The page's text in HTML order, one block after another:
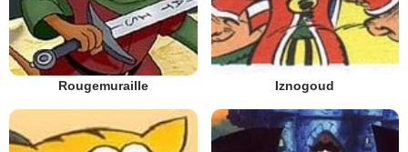
Rougemuraille Iznogoud